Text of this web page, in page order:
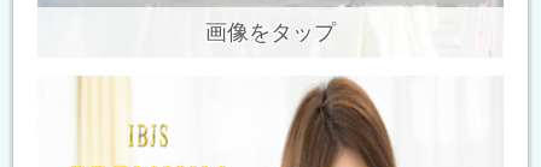
画像をタップ